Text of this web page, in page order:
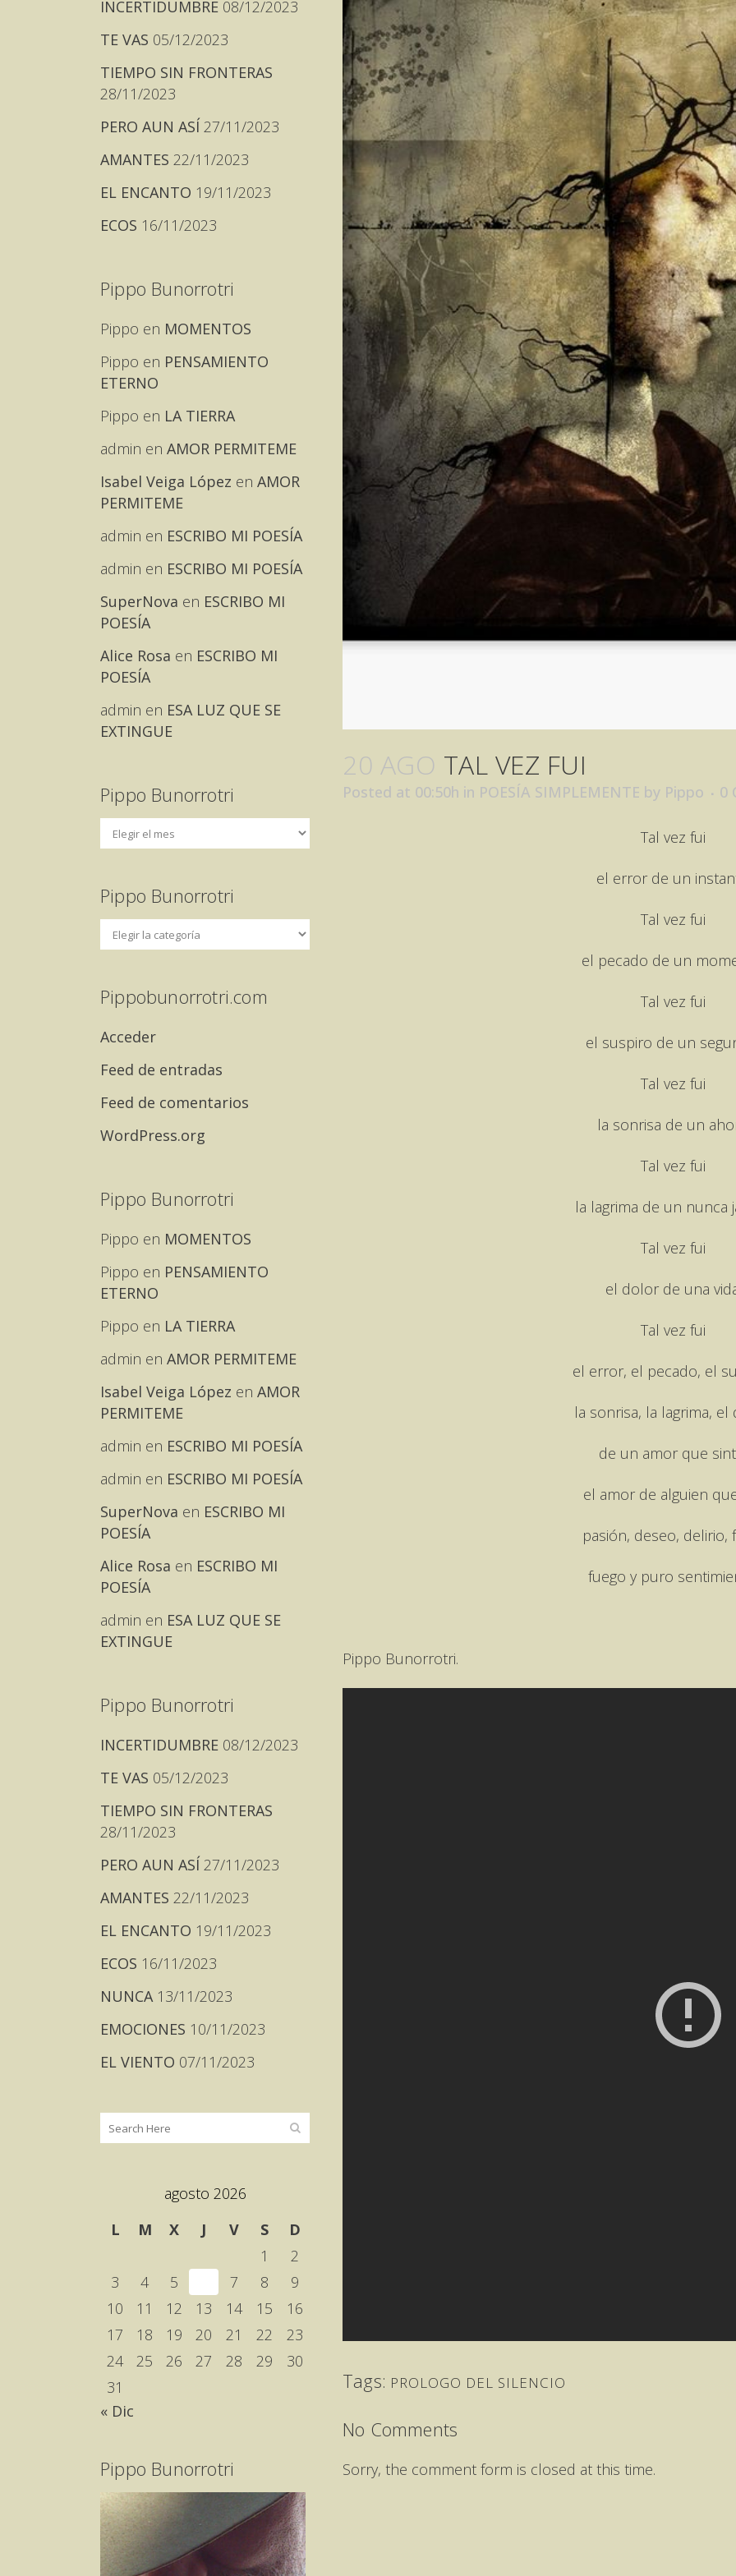
INCERTIDUMBRE 08/12/2023
TE VAS 05/12/2023
TIEMPO SIN FRONTERAS
28/11/2023
PERO AUN ASÍ 27/11/2023
AMANTES 22/11/2023
EL ENCANTO 19/11/2023
ECOS 16/11/2023
Pippo Bunorrotri
Pippo en MOMENTOS
Pippo en PENSAMIENTO
ETERNO
Pippo en LA TIERRA
admin en AMOR PERMITEME
Isabel Veiga López en AMOR
PERMITEME
admin en ESCRIBO MI POESÍA
admin en ESCRIBO MI POESÍA
SuperNova en ESCRIBO MI
POESÍA
Alice Rosa en ESCRIBO MI
POESÍA
admin en ESA LUZ QUE SE
EXTINGUE
Pippo Bunorrotri
Pippo Bunorrotri
Pippobunorrotri.com
Acceder
Feed de entradas
Feed de comentarios
WordPress.org
Pippo Bunorrotri
Pippo en MOMENTOS
Pippo en PENSAMIENTO
ETERNO
Pippo en LA TIERRA
admin en AMOR PERMITEME
Isabel Veiga López en AMOR
PERMITEME
admin en ESCRIBO MI POESÍA
admin en ESCRIBO MI POESÍA
SuperNova en ESCRIBO MI
POESÍA
Alice Rosa en ESCRIBO MI
POESÍA
admin en ESA LUZ QUE SE
EXTINGUE
Pippo Bunorrotri
INCERTIDUMBRE 08/12/2023
TE VAS 05/12/2023
TIEMPO SIN FRONTERAS
28/11/2023
PERO AUN ASÍ 27/11/2023
AMANTES 22/11/2023
EL ENCANTO 19/11/2023
ECOS 16/11/2023
NUNCA 13/11/2023
EMOCIONES 10/11/2023
EL VIENTO 07/11/2023
agosto 2026
L
M X J V S
D
1
2
3
4 5 7 8
9
10
11 12 13 14 15
16
17
18 19 20 21 22
23
24
25 26 27 28 29
30
31
« Dic
Pippo Bunorrotri
20 AGO TAL VEZ FUI
Posted at 00:50h in POESÍA SIMPLEMENTE by Pippo 0
Tal vez fui
el error de un
Tal vez fui
el pecado de un
Tal vez fui
el suspiro de un
Tal vez fui
la sonrisa de un
Tal vez fui
la lagrima de un nunca
Tal vez fui
el dolor de una
Tal vez fui
el error, el pecado, el
la sonrisa, la lagrima, el
de un amor que
el amor de alguien
pasión, deseo, delirio,
fuego y puro
Pippo Bunorrotri.
Tags: PROLOGO DEL SILENCIO
No Comments
Sorry, the comment form is closed at this time.